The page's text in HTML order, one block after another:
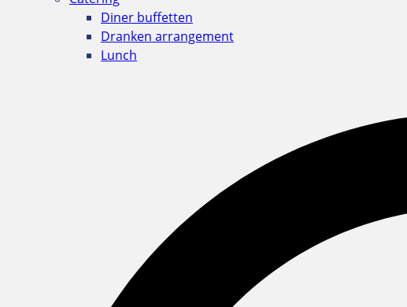
Diner buffetten
Dranken arrangement
Lunch